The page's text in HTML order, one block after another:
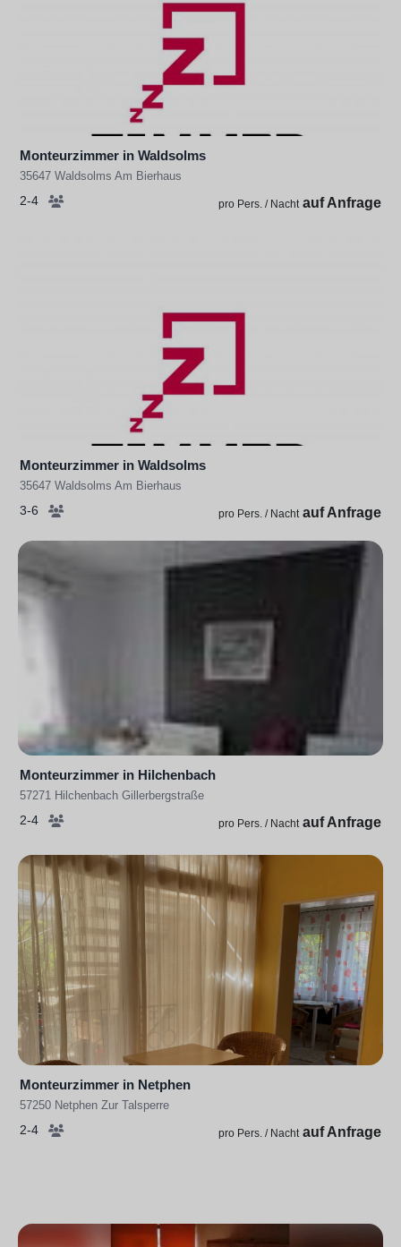
Monteurzimmer in Waldsolms
35647 Waldsolms Am Bierhaus
2-4 pro Pers. / Nacht auf Anfrage
Monteurzimmer in Waldsolms
35647 Waldsolms Am Bierhaus
3-6 pro Pers. / Nacht auf Anfrage
Monteurzimmer in Hilchenbach
57271 Hilchenbach Gillerbergstraße
2-4 pro Pers. / Nacht auf Anfrage
Monteurzimmer in Netphen
57250 Netphen Zur Talsperre
2-4 pro Pers. / Nacht auf Anfrage